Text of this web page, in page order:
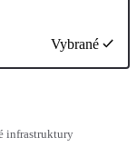
Vybrané
infrastruktury